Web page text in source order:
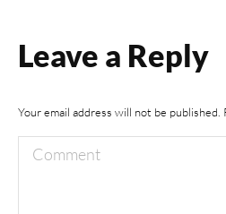
Leave a Reply
Your email address will not be published.
Comment